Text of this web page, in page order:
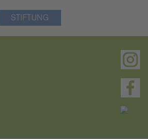
STIFTUNG